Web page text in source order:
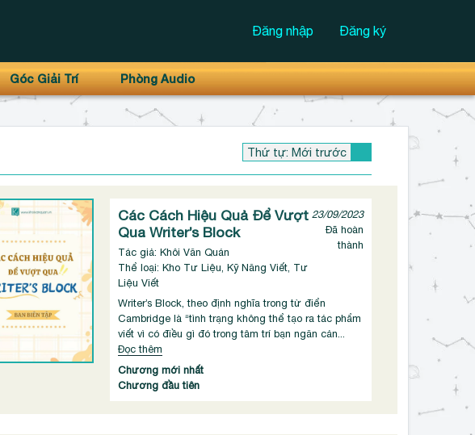
Đăng nhập Đăng ký
Góc Giải Trí Phòng Audio
Các Cách Hiệu Quả Để Vượt
Qua Writer’s Block
Tác giả: Khôi Văn Quán
Thể loại: Kho Tư Liệu, Kỹ Năng Viết, Tư
Liệu Viết
23/09/2023
Đã hoàn
thành
Writer’s Block, theo định nghĩa trong từ điển
Cambridge là “tình trạng không thể tạo ra tác phẩm
viết vì có điều gì đó trong tâm trí bạn ngăn cản...
Đọc thêm
Chương mới nhất
Chương đầu tiên